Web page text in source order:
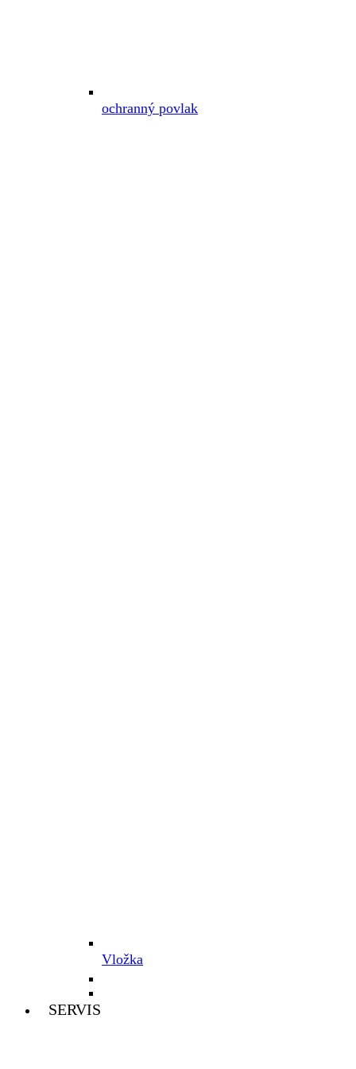
ochranný povlak
Vložka
SERVIS